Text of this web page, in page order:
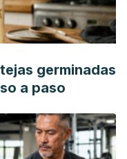
germinadas
a paso